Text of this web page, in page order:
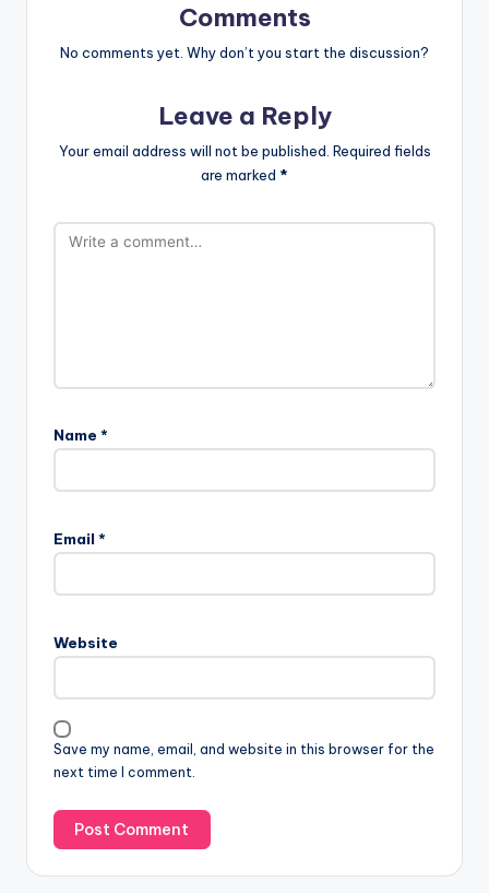
Comments
No comments yet. Why don’t you start the discussion?
Leave a Reply
Your email address will not be published. Required fields
are marked *
Name *
Email *
Website
Save my name, email, and website in this browser for the
next time I comment.